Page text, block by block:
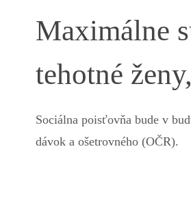
Maximálne
tehotné
Sociálna poisťovňa bude v
dávok a ošetrovného (OČR).